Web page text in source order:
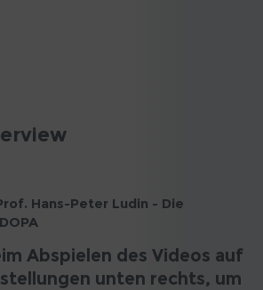
Hans-Peter Ludin - Die
Abspielen des Videos auf
unten rechts, um